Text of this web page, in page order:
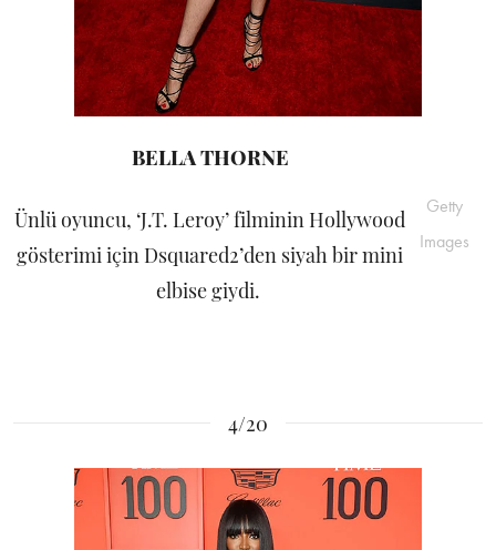
BELLA THORNE
Ünlü oyuncu, ‘J.T. Leroy’ filminin Hollywood
gösterimi için Dsquared2’den siyah bir mini
elbise giydi.
Getty
Images
4/20